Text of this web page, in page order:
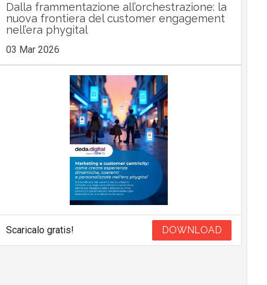
Dalla frammentazione all’orchestrazione: la
nuova frontiera del customer engagement
nell’era phygital
03 Mar 2026
Scaricalo gratis! DOWNLOAD